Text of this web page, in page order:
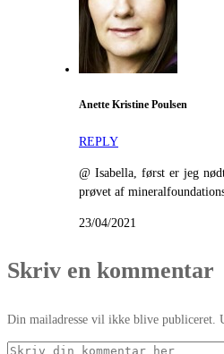
Anette Kristine Poulsen
REPLY
@ Isabella, først er jeg
prøvet af
23/04/2021
Skriv en kommentar
Din mailadresse vil ikke blive publiceret.